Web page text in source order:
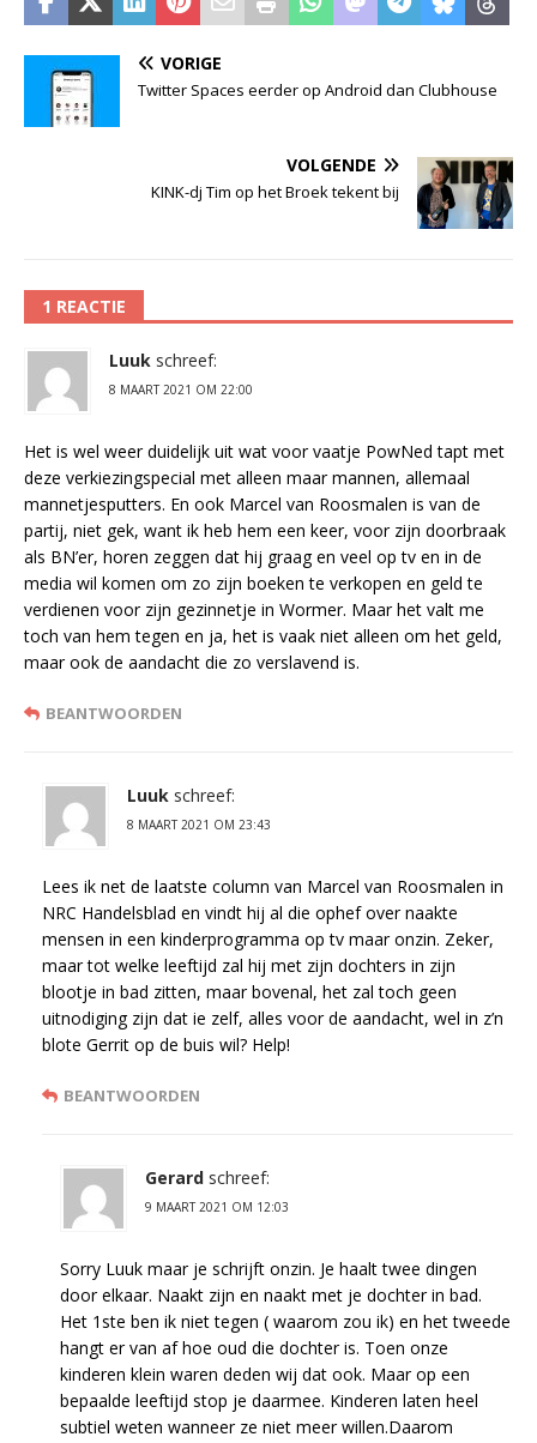
VORIGE
Twitter Spaces eerder op Android dan Clubhouse
VOLGENDE
KINK-dj Tim op het Broek tekent bij
1 REACTIE
Luuk schreef:
8 MAART 2021 OM 22:00
Het is wel weer duidelijk uit wat voor vaatje PowNed tapt met
deze verkiezingspecial met alleen maar mannen, allemaal
mannetjesputters. En ook Marcel van Roosmalen is van de
partij, niet gek, want ik heb hem een keer, voor zijn doorbraak
als BN’er, horen zeggen dat hij graag en veel op tv en in de
media wil komen om zo zijn boeken te verkopen en geld te
verdienen voor zijn gezinnetje in Wormer. Maar het valt me
toch van hem tegen en ja, het is vaak niet alleen om het geld,
maar ook de aandacht die zo verslavend is.
BEANTWOORDEN
Luuk schreef:
8 MAART 2021 OM 23:43
Lees ik net de laatste column van Marcel van Roosmalen in
NRC Handelsblad en vindt hij al die ophef over naakte
mensen in een kinderprogramma op tv maar onzin. Zeker,
maar tot welke leeftijd zal hij met zijn dochters in zijn
blootje in bad zitten, maar bovenal, het zal toch geen
uitnodiging zijn dat ie zelf, alles voor de aandacht, wel in z’n
blote Gerrit op de buis wil? Help!
BEANTWOORDEN
Gerard schreef:
9 MAART 2021 OM 12:03
Sorry Luuk maar je schrijft onzin. Je haalt twee dingen
door elkaar. Naakt zijn en naakt met je dochter in bad.
Het 1ste ben ik niet tegen ( waarom zou ik) en het tweede
hangt er van af hoe oud die dochter is. Toen onze
kinderen klein waren deden wij dat ook. Maar op een
bepaalde leeftijd stop je daarmee. Kinderen laten heel
subtiel weten wanneer ze niet meer willen.Daarom